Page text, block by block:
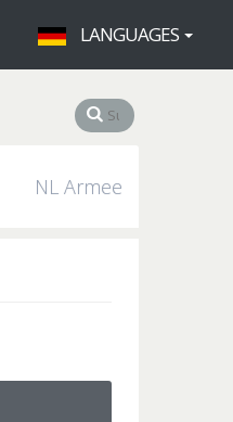
LANGUAGES
NL Armee